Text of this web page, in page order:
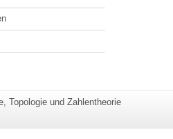
Topologie und Zahlentheorie